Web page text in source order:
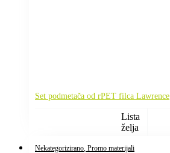
Set podmetača od rPET filca Lawrence
Lista
želja
Nekategorizirano , Promo materijali